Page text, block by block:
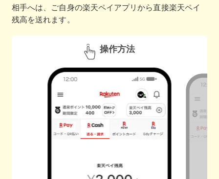
相手へは、ご自身の楽天ペイアプリから直接楽天ペイ
残高を送れます。
操作方法